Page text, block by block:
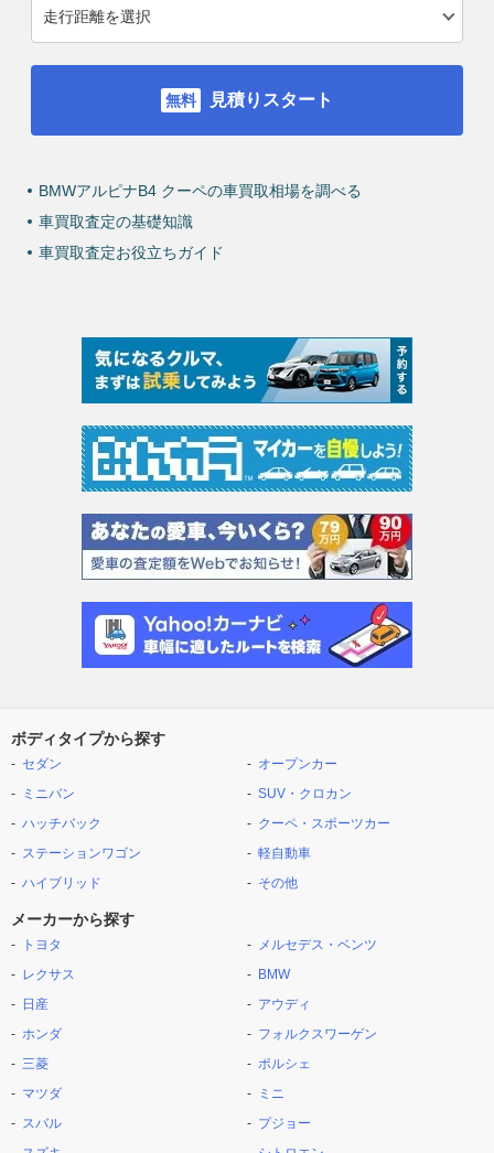
見積りスタート
BMWアルピナB4 クーペの車買取相場を調べる
車買取査定の基礎知識
車買取査定お役立ちガイド
ボディタイプから探す
セダン
ミニバン
ハッチバック
ステーションワゴン
ハイブリッド
オープンカー
SUV・クロカン
クーペ・スポーツカー
軽自動車
その他
メーカーから探す
トヨタ
レクサス
日産
ホンダ
三菱
マツダ
スバル
メルセデス・ベンツ
BMW
アウディ
フォルクスワーゲン
ポルシェ
ミニ
プジョー